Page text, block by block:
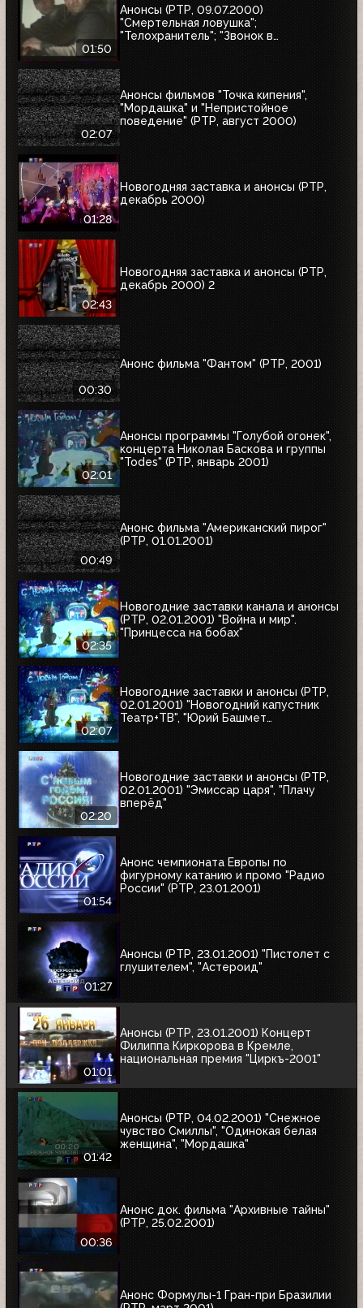
01:50
Анонсы (РТР, 09.07.2000)
"Смертельная ловушка";
"Телохранитель"; "Звонок в
02:07
Анонсы фильмов "Точка кипения",
"Мордашка" и "Непристойное
поведение" (РТР, август 2000)
01:28
Новогодняя заставка и анонсы (РТР,
декабрь 2000)
02:43
Новогодняя заставка и анонсы (РТР,
декабрь 2000) 2
00:30
Анонс фильма "Фантом" (РТР, 2001)
02:01
Анонсы программы "Голубой огонек",
концерта Николая Баскова и группы
"Todes" (РТР, январь 2001)
00:49
Анонс фильма "Американский пирог"
(РТР, 01.01.2001)
02:35
Новогодние заставки канала и анонсы
(РТР, 02.01.2001) "Война и мир".
"Принцесса на бобах"
02:07
Новогодние заставки и анонсы (РТР,
02.01.2001) "Новогодний капустник
Театр+ТВ", "Юрий Башмет
02:20
Новогодние заставки и анонсы (РТР,
02.01.2001) "Эмиссар царя", "Плачу
вперёд"
01:54
Анонс чемпионата Европы по
фигурному катанию и промо "Радио
России" (РТР, 23.01.2001)
01:27
Анонсы (РТР, 23.01.2001) "Пистолет с
глушителем", "Астероид"
01:01
Анонсы (РТР, 23.01.2001) Концерт
Филиппа Киркорова в Кремле,
национальная премия "Циркъ-2001"
01:42
Анонсы (РТР, 04.02.2001) "Снежное
чувство Смиллы", "Одинокая белая
женщина", "Мордашка"
00:36
Анонс док. фильма "Архивные тайны"
(РТР, 25.02.2001)
Анонс Формулы-1 Гран-при Бразилии